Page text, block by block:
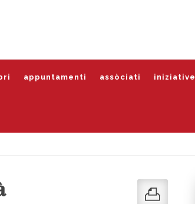
appuntamenti assòciati iniziative